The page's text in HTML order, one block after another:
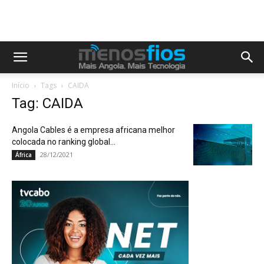
Início Tags CAIDA
Tag: CAIDA
Angola Cables é a empresa africana melhor
colocada no ranking global...
África 28/12/2021